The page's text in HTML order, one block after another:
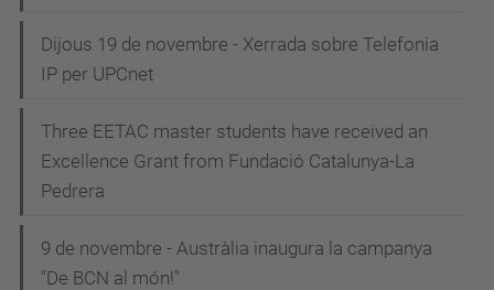
Dijous 19 de novembre - Xerrada sobre Telefonia
IP per UPCnet
Three EETAC master students have received an
Excellence Grant from Fundació Catalunya-La
Pedrera
9 de novembre - Austràlia inaugura la campanya
"De BCN al món!"